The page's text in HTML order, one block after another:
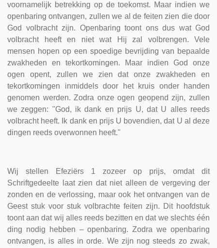
voornamelijk betrekking op de toekomst. Maar indien we
openbaring ontvangen, zullen we al de feiten zien die door
God volbracht zijn. Openbaring toont ons dus wat God
volbracht heeft en niet wat Hij zal volbrengen. Vele
mensen hopen op een spoedige bevrijding van bepaalde
zwakheden en tekortkomingen. Maar indien God onze
ogen opent, zullen we zien dat onze zwakheden en
tekortkomingen inmiddels door het kruis onder handen
genomen werden. Zodra onze ogen geopend zijn, zullen
we zeggen: "God, ik dank en prijs U, dat U alles reeds
volbracht heeft. Ik dank en prijs U bovendien, dat U al deze
dingen reeds overwonnen heeft."
Wij stellen Efeziërs 1 zozeer op prijs, omdat dit
Schriftgedeelte laat zien dat niet alleen de vergeving der
zonden en de verlossing, maar ook het ontvangen van de
Geest stuk voor stuk volbrachte feiten zijn. Dit hoofdstuk
toont aan dat wij alles reeds bezitten en dat we slechts één
ding nodig hebben – openbaring. Zodra we openbaring
ontvangen, is alles in orde. We zijn nog steeds zo zwak,